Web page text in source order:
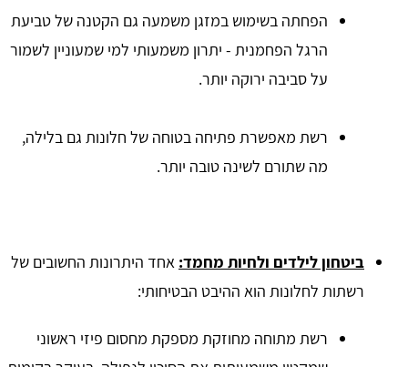
הפחתה בשימוש במזגן משמעה גם הקטנה של טביעת
הרגל הפחמנית - יתרון משמעותי למי שמעוניין לשמור
על סביבה ירוקה יותר.
רשת מאפשרת פתיחה בטוחה של חלונות גם בלילה,
מה שתורם לשינה טובה יותר.
ביטחון לילדים ולחיות מחמד: אחד היתרונות החשובים של
רשתות לחלונות הוא ההיבט הבטיחותי:
רשת מתוחה מחוזקת מספקת מחסום פיזי ראשוני